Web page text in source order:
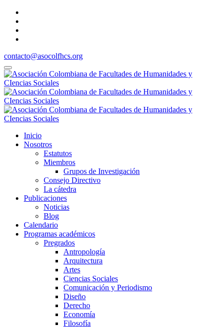
contacto@asocolfhcs.org
Inicio
Nosotros
Estatutos
Miembros
Grupos de Investigación
Consejo Directivo
La cátedra
Publicaciones
Noticias
Blog
Calendario
Programas académicos
Pregrados
Antropología
Arquitectura
Artes
Ciencias Sociales
Comunicación y Periodismo
Diseño
Derecho
Economía
Filosofía